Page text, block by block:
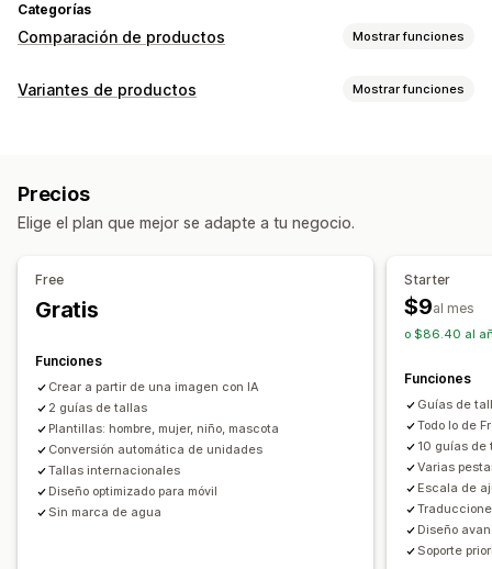
Categorías
Comparación de productos Mostrar funciones
Herramientas de comparación
Recomendaciones
Filtrar y ordenar
Diferencias destacadas Mostrar y ocultar
Opciones de muestra
CSS personalizado
Texto personalizado
Plantillas
Importar y exportar
Tabla flotante Conversión de unidades
Múltiples idiomas
Traducción Página de producto
Adaptación a dispositivos móviles
Variantes de productos Mostrar funciones
Menús desplegables
Selección múltiple Texto personalizado
Vista previa
Visualización de variantes
Precios
Elige el plan que mejor se adapte a tu negocio.
Free
Gratis
Funciones
Crear a partir de una imagen con IA
2 guías de tallas
Plantillas: hombre, mujer, niño, mascota
Conversión automática de unidades
Tallas internacionales
Diseño optimizado para móvil
Sin marca de agua
Starter
$9al mes
o $86.40 al
Funciones
Guías de
Todo lo de
10 guías de
Varias
Escala de
Diseño
Soporte